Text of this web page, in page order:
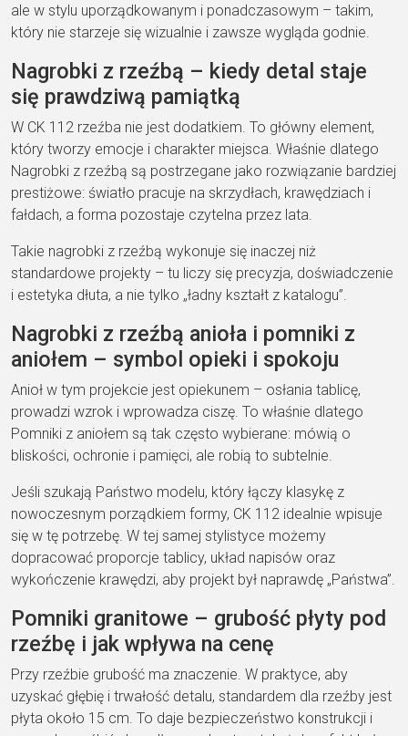
ale w stylu uporządkowanym i ponadczasowym – takim,
który nie starzeje się wizualnie i zawsze wygląda godnie.
Nagrobki z rzeźbą – kiedy detal staje
się prawdziwą pamiątką
W CK 112 rzeźba nie jest dodatkiem. To główny element,
który tworzy emocje i charakter miejsca. Właśnie dlatego
Nagrobki z rzeźbą są postrzegane jako rozwiązanie bardziej
prestiżowe: światło pracuje na skrzydłach, krawędziach i
fałdach, a forma pozostaje czytelna przez lata.
Takie nagrobki z rzeźbą wykonuje się inaczej niż
standardowe projekty – tu liczy się precyzja, doświadczenie
i estetyka dłuta, a nie tylko „ładny kształt z katalogu”.
Nagrobki z rzeźbą anioła i pomniki z
aniołem – symbol opieki i spokoju
Anioł w tym projekcie jest opiekunem – osłania tablicę,
prowadzi wzrok i wprowadza ciszę. To właśnie dlatego
Pomniki z aniołem są tak często wybierane: mówią o
bliskości, ochronie i pamięci, ale robią to subtelnie.
Jeśli szukają Państwo modelu, który łączy klasykę z
nowoczesnym porządkiem formy, CK 112 idealnie wpisuje
się w tę potrzebę. W tej samej stylistyce możemy
dopracować proporcje tablicy, układ napisów oraz
wykończenie krawędzi, aby projekt był naprawdę „Państwa”.
Pomniki granitowe – grubość płyty pod
rzeźbę i jak wpływa na cenę
Przy rzeźbie grubość ma znaczenie. W praktyce, aby
uzyskać głębię i trwałość detalu, standardem dla rzeźby jest
płyta około 15 cm. To daje bezpieczeństwo konstrukcji i